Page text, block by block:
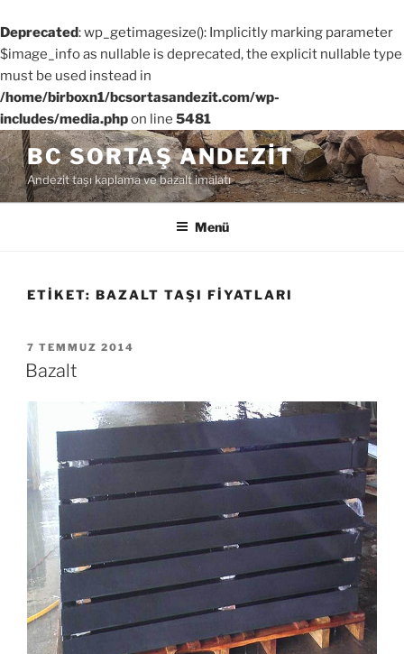
Deprecated: wp_getimagesize(): Implicitly marking parameter
$image_info as nullable is deprecated, the explicit nullable type
must be used instead in
/home/birboxn1/bcsortasandezit.com/wp-
includes/media.phpon line 5481
İçeriğe
geç BC SORTAŞ ANDEZIT
Andezit taşı kaplama ve bazalt imalatı
Menü
ETIKET: BAZALT TAŞI FIYATLARI
YAYIM
TARIHI
7 TEMMUZ 2014
Bazalt